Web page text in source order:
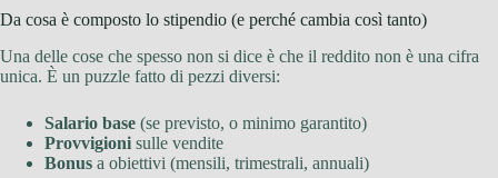
Da cosa è composto lo stipendio (e perché cambia così tanto)
Una delle cose che spesso non si dice è che il reddito non è una cifra
unica. È un puzzle fatto di pezzi diversi:
Salario base (se previsto, o minimo garantito)
Provvigioni sulle vendite
Bonus a obiettivi (mensili, trimestrali, annuali)